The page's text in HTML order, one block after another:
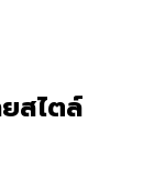
สไตล์